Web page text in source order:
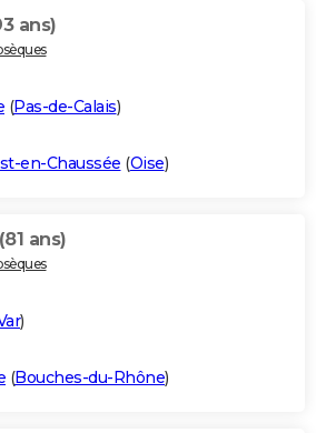
ans)
(Pas-de-Calais)
en-Chaussée (Oise)
(81 ans)
)
(Bouches-du-Rhône)